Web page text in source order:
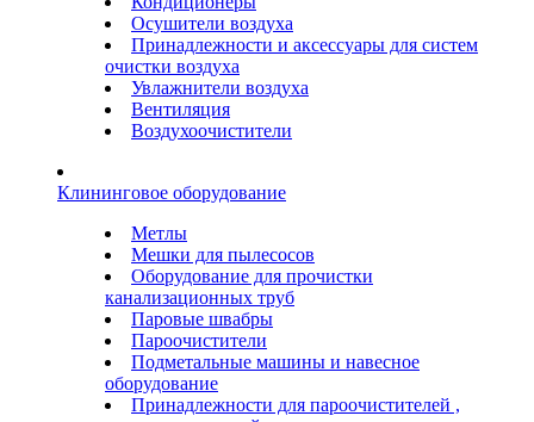
Осушители воздуха
Принадлежности и аксессуары для систем
очистки воздуха
Увлажнители воздуха
Вентиляция
Воздухоочистители
Клининговое оборудование
Метлы
Мешки для пылесосов
Оборудование для прочистки
канализационных труб
Паровые швабры
Пароочистители
Подметальные машины и навесное
оборудование
Принадлежности для пароочистителей ,